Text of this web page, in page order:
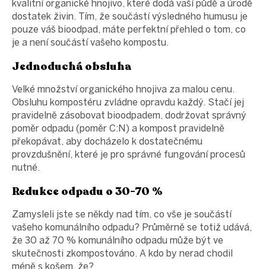
kvalitní organické hnojivo, které dodá vaší půdě a úrodě
dostatek živin. Tím, že součástí výsledného humusu je
pouze váš bioodpad, máte perfektní přehled o tom, co
je a není součástí vašeho kompostu.
Jednoduchá obsluha
Velké množství organického hnojiva za malou cenu.
Obsluhu kompostéru zvládne opravdu každý. Stačí jej
pravidelně zásobovat bioodpadem, dodržovat správný
poměr odpadu (poměr C:N) a kompost pravidelně
překopávat, aby docházelo k dostatečnému
provzdušnění, které je pro správné fungování procesů
nutné.
Redukce odpadu o 30-70 %
Zamysleli jste se někdy nad tím, co vše je součástí
vašeho komunálního odpadu? Průměrně se totiž udává,
že 30 až 70 % komunálního odpadu může být ve
skutečnosti zkompostováno. A kdo by nerad chodil
méně s košem, že?